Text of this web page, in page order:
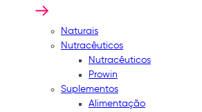
Naturais
Nutracêuticos
Nutracêuticos
Prowin
Suplementos
Alimentação